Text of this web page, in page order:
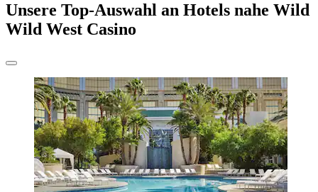
Unsere Top-Auswahl an Hotels nahe Wild
Wild West Casino